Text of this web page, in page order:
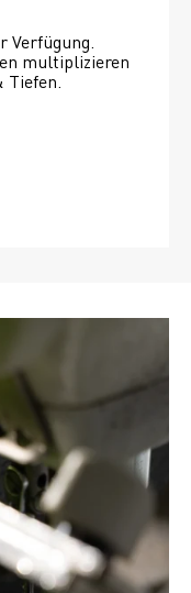
Verfügung.
multiplizieren
Tiefen.